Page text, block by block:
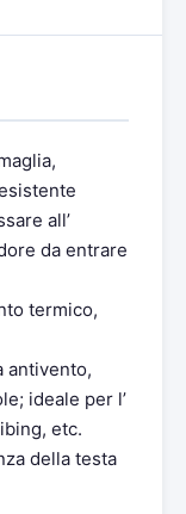
all’
da entrare
termico,
antivento,
ideale per l’
etc.
della testa